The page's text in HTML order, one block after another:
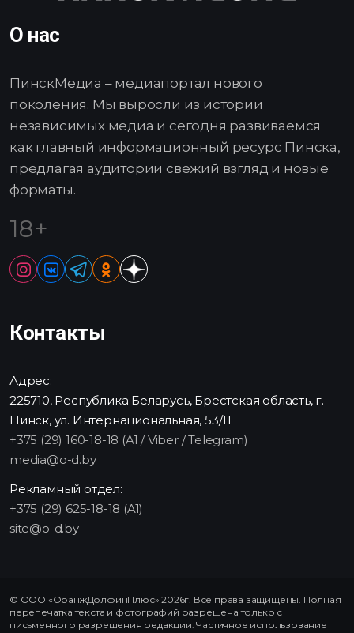
О нас
ПинскМедиа – медиапортал нового
поколения. Мы выросли из истории
независимых медиа и сегодня развиваемся
как главный информационный ресурс Пинска,
предлагая аудитории свежий взгляд и новые
форматы.
18+
Контакты
Адрес:
225710, Республика Беларусь, Брестская область, г.
Пинск, ул. Интернациональная, 53/11
+375 (29) 160-18-18 (A1 / Viber / Telegram)
media@o-d.by
Рекламный отдел:
+375 (29) 625-18-18 (A1)
site@o-d.by
© ООО «ОранжДолфинПлюс» 2026г. Все права защищены. Полная
перепечатка текста и фотографий разрешена только с
письменного разрешения редакции. Частичное использование